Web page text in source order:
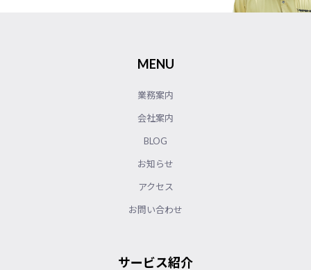
MENU
業務案内
会社案内
BLOG
お知らせ
アクセス
お問い合わせ
サービス紹介